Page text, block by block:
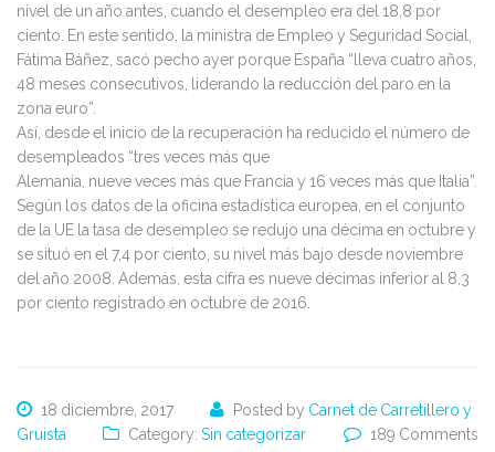
nivel de un año antes, cuando el desempleo era del 18,8 por
ciento. En este sentido, la ministra de Empleo y Seguridad Social,
Fátima Báñez, sacó pecho ayer porque España “lleva cuatro años,
48 meses consecutivos, liderando la reducción del paro en la
zona euro”.
Así, desde el inicio de la recuperación ha reducido el número de
desempleados “tres veces más que
Alemania, nueve veces más que Francia y 16 veces más que Italia”.
Según los datos de la oficina estadística europea, en el conjunto
de la UE la tasa de desempleo se redujo una décima en octubre y
se situó en el 7,4 por ciento, su nivel más bajo desde noviembre
del año 2008. Además, esta cifra es nueve décimas inferior al 8,3
por ciento registrado en octubre de 2016.
18 diciembre, 2017 Posted by Carnet de Carretillero y
Gruista
Category: Sin categorizar 189 Comments